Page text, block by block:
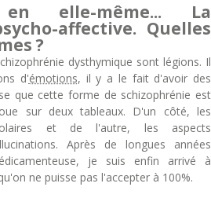
elle-même... La
affective. Quelles
?
dysthymique sont légions. Il
d'émotions, il y a le fait d'avoir des
que cette forme de schizophrénie est
sur deux tableaux. D'un côté, les
et de l'autre, les aspects
Après de longues années
je suis enfin arrivé à
ne puisse pas l'accepter à 100%.